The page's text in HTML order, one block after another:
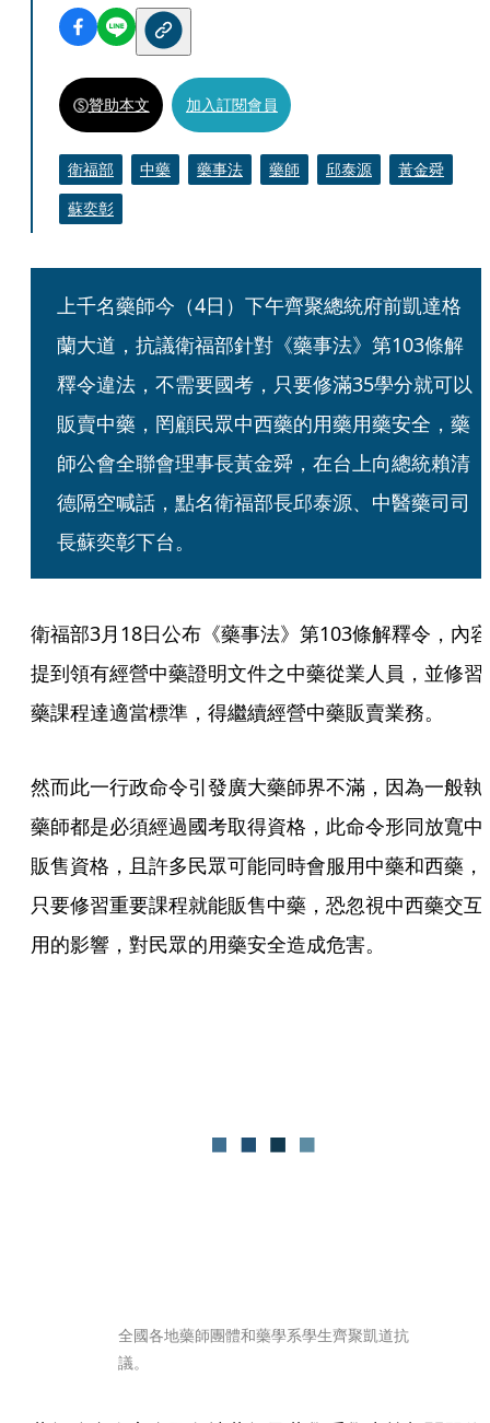
贊助本文 加入訂閱會員
衛福部 中藥 藥事法 藥師 邱泰源
黃金舜
蘇奕彰
上千名藥師今（4日）下午齊聚總統府前凱達格
蘭大道，抗議衛福部針對《藥事法》第103條解
釋令違法，不需要國考，只要修滿35學分就可以
販賣中藥，罔顧民眾中西藥的用藥用藥安全，藥
師公會全聯會理事長黃金舜，在台上向總統賴清
德隔空喊話，點名衛福部長邱泰源、中醫藥司司
長蘇奕彰下台。
衛福部3月18日公布《藥事法》第103條解釋令，內容
提到領有經營中藥證明文件之中藥從業人員，並修習
藥課程達適當標準，得繼續經營中藥販賣業務。
然而此一行政命令引發廣大藥師界不滿，因為一般執
藥師都是必須經過國考取得資格，此命令形同放寬中
販售資格，且許多民眾可能同時會服用中藥和西藥，
只要修習重要課程就能販售中藥，恐忽視中西藥交互
用的影響，對民眾的用藥安全造成危害。
全國各地藥師團體和藥學系學生齊聚凱道抗
議。